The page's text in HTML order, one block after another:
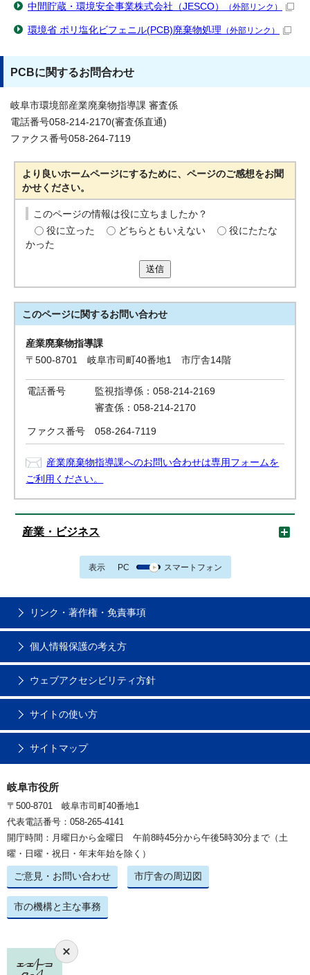
中間貯蔵・環境安全事業株式会社（JESCO） （外部リンク）
環境省 ポリ塩化ビフェニル(PCB)廃棄物処理 （外部リンク）
PCBに関するお問合わせ
岐阜市環境部産業廃棄物指導課 審査係
電話番号058-214-2170(審査係直通)
ファクス番号058-264-7119
より良いホームページにするために、ページのご感想をお聞
かせください。
このページの情報は役に立ちましたか？
役に立った
どちらともいえない
役にたたな
かった
送信
このページに関するお問い合わせ
産業廃棄物指導課
〒500-8701 岐阜市司町40番地1 市庁舎14階
電話番号
監視指導係：058-214-2169
審査係：058-214-2170
ファクス番号 058-264-7119
産業廃棄物指導課へのお問い合わせは専用フォームを
ご利用ください。
産業・ビジネス
表示 PC スマートフォン
リンク・著作権・免責事項
個人情報保護の考え方
ウェブアクセシビリティ方針
サイトの使い方
サイトマップ
岐阜市役所
〒500-8701 岐阜市司町40番地1
代表電話番号：058-265-4141
開庁時間：月曜日から金曜日 午前8時45分から午後5時30分まで（土
曜・日曜・祝日・年末年始を除く）
ご意見・お問い合わせ 市庁舎の周辺図
市の機構と主な事務